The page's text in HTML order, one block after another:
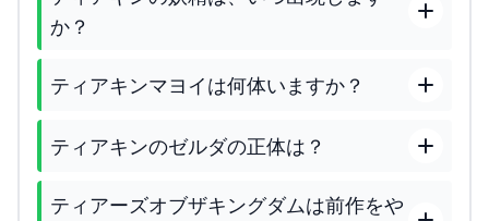
か？
ティアキンマヨイは何体いますか？
ティアキンのゼルダの正体は？
ティアーズオブザキングダムは前作をや